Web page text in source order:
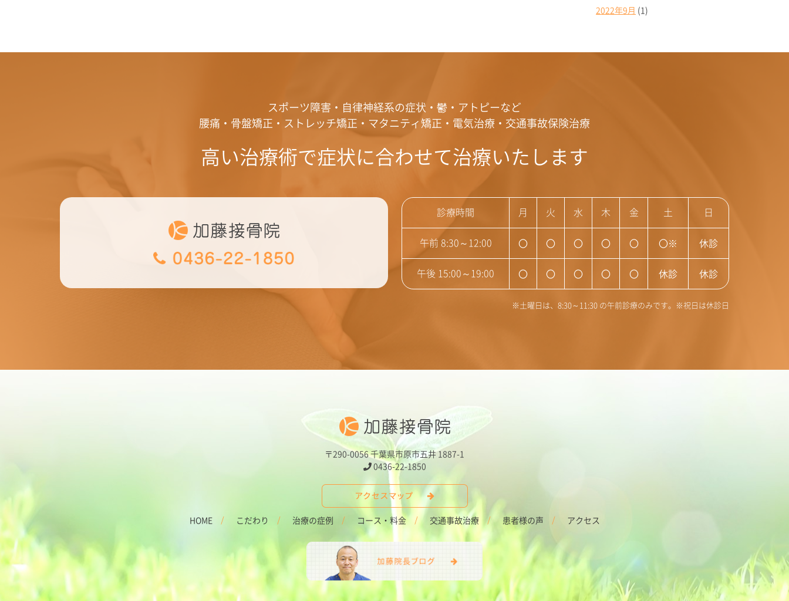
2022年9月 (1)
スポーツ障害・自律神経系の症状・鬱・アトピーなど
腰痛・骨盤矯正・ストレッチ矯正・マタニティ矯正・電気治療・交通事故保険治療
高い治療術で症状に合わせて治療いたします
診療時間 月 火 水 木 金 土 日
午前 8:30～12:00 〇 〇 〇 〇 〇 〇※ 休診
午後 15:00～19:00 〇 〇 〇 〇 〇 休診 休診
※土曜日は、8:30～11:30 の午前診療のみです。※祝日は休診日
〒290-0056 千葉県市原市五井 1887-1
0436-22-1850
HOME こだわり 治療の症例 コース・料金 交通事故治療 患者様の声 アクセス